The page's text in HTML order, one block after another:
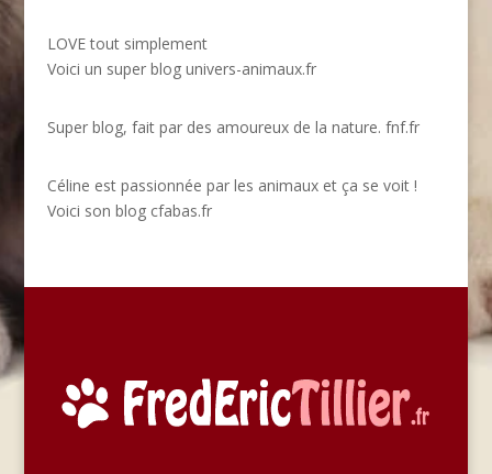
LOVE tout simplement
Voici un super blog univers-animaux.fr
Super blog, fait par des amoureux de la nature. fnf.fr
Céline est passionnée par les animaux et ça se voit !
Voici son blog cfabas.fr